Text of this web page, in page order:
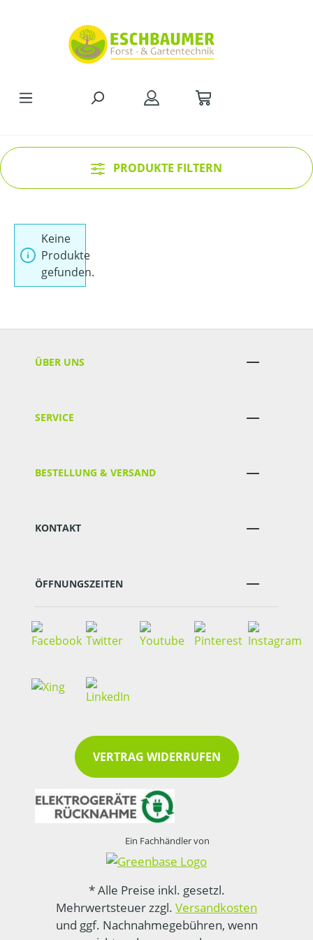
PRODUKTE FILTERN
Keine
Produkte
gefunden.
ÜBER UNS
SERVICE
BESTELLUNG & VERSAND
KONTAKT
ÖFFNUNGSZEITEN
VERTRAG WIDERRUFEN
Ein Fachhändler von
* Alle Preise inkl. gesetzl.
Mehrwertsteuer zzgl. Versandkosten
und ggf. Nachnahmegebühren, wenn